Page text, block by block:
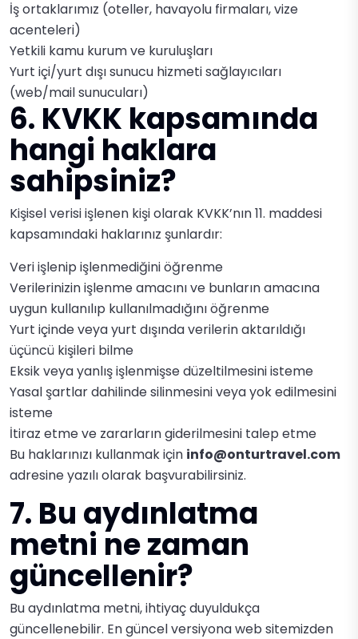
İş ortaklarımız (oteller, havayolu firmaları, vize
acenteleri)
Yetkili kamu kurum ve kuruluşları
Yurt içi/yurt dışı sunucu hizmeti sağlayıcıları
(web/mail sunucuları)
6. KVKK kapsamında
hangi haklara
sahipsiniz?
Kişisel verisi işlenen kişi olarak KVKK’nın 11. maddesi
kapsamındaki haklarınız şunlardır:
Veri işlenip işlenmediğini öğrenme
Verilerinizin işlenme amacını ve bunların amacına
uygun kullanılıp kullanılmadığını öğrenme
Yurt içinde veya yurt dışında verilerin aktarıldığı
üçüncü kişileri bilme
Eksik veya yanlış işlenmişse düzeltilmesini isteme
Yasal şartlar dahilinde silinmesini veya yok edilmesini
isteme
İtiraz etme ve zararların giderilmesini talep etme
Bu haklarınızı kullanmak için info@onturtravel.com
adresine yazılı olarak başvurabilirsiniz.
7. Bu aydınlatma
metni ne zaman
güncellenir?
Bu aydınlatma metni, ihtiyaç duyuldukça
güncellenebilir. En güncel versiyonaweb sitemizden